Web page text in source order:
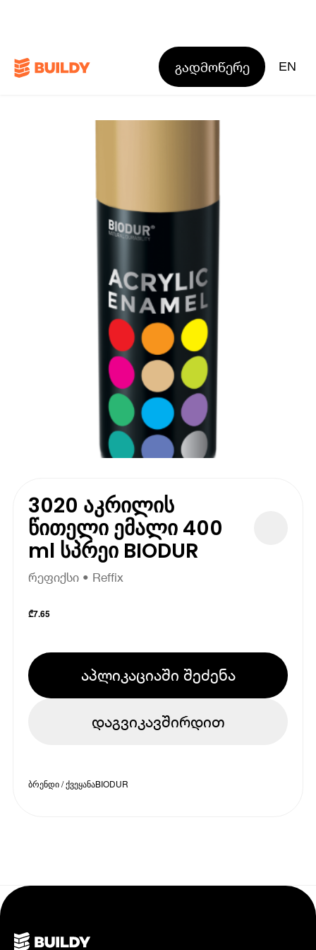
გადმოწერე EN
3020 აკრილის
წითელი ემალი 400
ml სპრეი BIODUR
რეფიქსი • Reffix
₾7.65
აპლიკაციაში შეძენა
დაგვიკავშირდით
ბრენდი / ქვეყანაBIODUR